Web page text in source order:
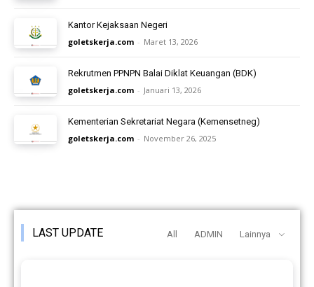
Kantor Kejaksaan Negeri
goletskerja.com - Maret 13, 2026
Rekrutmen PPNPN Balai Diklat Keuangan (BDK)
goletskerja.com - Januari 13, 2026
Kementerian Sekretariat Negara (Kemensetneg)
goletskerja.com - November 26, 2025
LAST UPDATE All ADMIN Lainnya